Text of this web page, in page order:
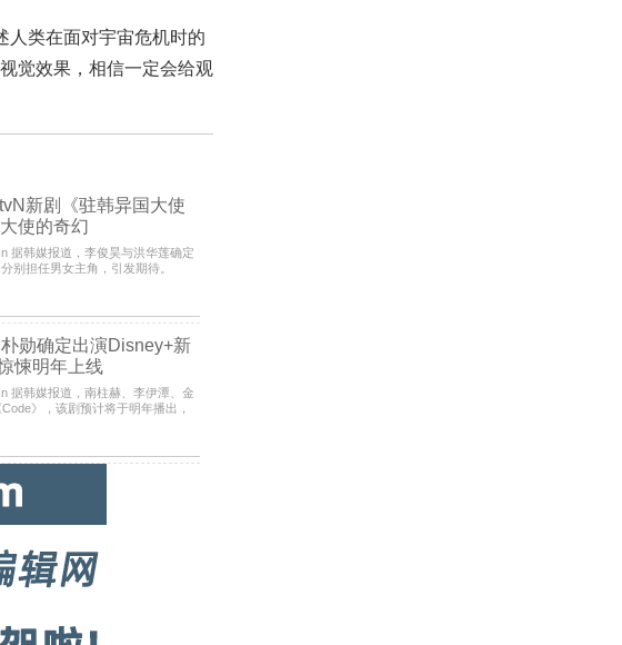
类在面对宇宙危机时的
觉效果，相信一定会给观
新剧《驻韩异国大使
使的奇幻
韩媒报道，李俊昊与洪华莲确定
分别担任男女主角，引发期待。
（负责管理居住在大韩
勋确定出演Disney+新
悚明年上线
韩媒报道，南柱赫、李伊潭、金
》，该剧预计将于明年播出，
气台剧，讲述了一位往来